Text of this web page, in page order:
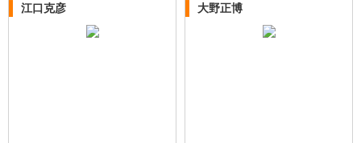
江口克彦 大野正博